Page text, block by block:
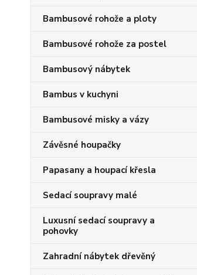
Bambusové rohože a ploty
Bambusové rohože za postel
Bambusový nábytek
Bambus v kuchyni
Bambusové misky a vázy
Závěsné houpačky
Papasany a houpací křesla
Sedací soupravy malé
Luxusní sedací soupravy a
pohovky
Zahradní nábytek dřevěný